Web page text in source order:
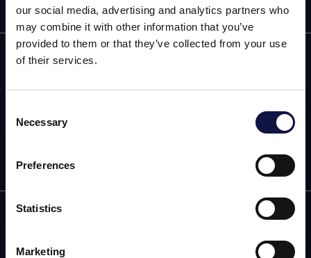
our social media, advertising and analytics partners who
may combine it with other information that you’ve
provided to them or that they’ve collected from your use
of their services.
Selection
Necessary
Preferences
Statistics
Marketing
Ez az oldal üzleti közönség számára készült.
szakemberek (cégek) számára készült.
Értem
AEB
BORÁSZAT
FOOD
Directions and map